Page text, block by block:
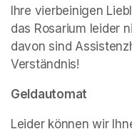
Ihre vierbeinigen
das Rosarium leider
davon sind
Verständnis!
Geldautomat
Leider können wir